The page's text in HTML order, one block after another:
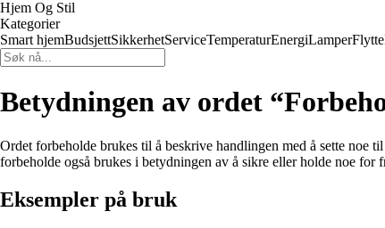
Hjem Og Stil
Kategorier
Smart hjemBudsjettSikkerhetServiceTemperaturEnergiLamperFlytte
Betydningen av ordet
Ordet forbeholde brukes til å beskrive handlingen med å sette noe
forbeholde også brukes i betydningen av å sikre eller holde noe for
Eksempler på bruk